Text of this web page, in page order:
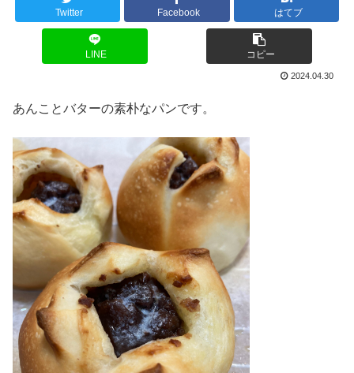
Twitter Facebook はてブ
LINE コピー
2024.04.30
あんことバターの素朴なパンです。